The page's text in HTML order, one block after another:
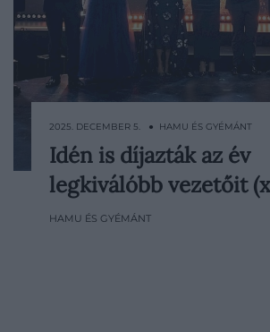
A 11. Bizalom Gálán újra a
élet legkiválóbb vezetői gyűltek
hogy megünnepeljék azokat,
2025. DECEMBER 5. ● HAMU ÉS GYÉMÁNT
Idén is díjazták az év
legkiválóbb vezetőit
HAMU ÉS GYÉMÁNT